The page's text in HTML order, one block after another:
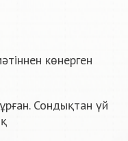
көнерген
Сондықтан үй